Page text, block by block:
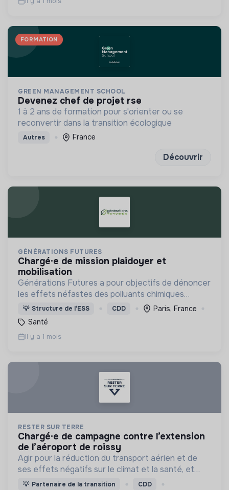
FORMATION
GREEN MANAGEMENT SCHOOL
devenez chef de projet rse
1 à 2 ans de formation pour s'orienter ou se
reconvertir dans la transition écologique
Autres France
Découvrir
GÉNÉRATIONS FUTURES
chargé·e de mission plaidoyer et
mobilisation
Générations Futures a pour objectifs de dénoncer
les effets néfastes des polluants chimiques
#pesticides et de promouvoir leurs alternatives au
premier rang desquelles la bio.
💡 Structure de l’ESS CDD
Paris, France
Santé
Il y a 1 mois
RESTER SUR TERRE
chargé·e de campagne contre l’extension
de l’aéroport de roissy
Agir pour la réduction du transport aérien et de
ses effets négatifs sur le climat et la santé, et
pour des alternatives et modes de déplacement
💡 Partenaire de la transition CDD